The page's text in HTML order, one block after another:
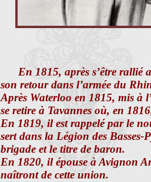
En 1815, après s’être rallié
son retour dans l’armée du
Après Waterloo en 1815, mis à
se retire à Tavannes où, en
En 1819, il est rappelé par le
sert dans la Légion des Basses-
brigade et le titre de baron.
En 1820, il épouse à Avignon
naîtront de cette union.